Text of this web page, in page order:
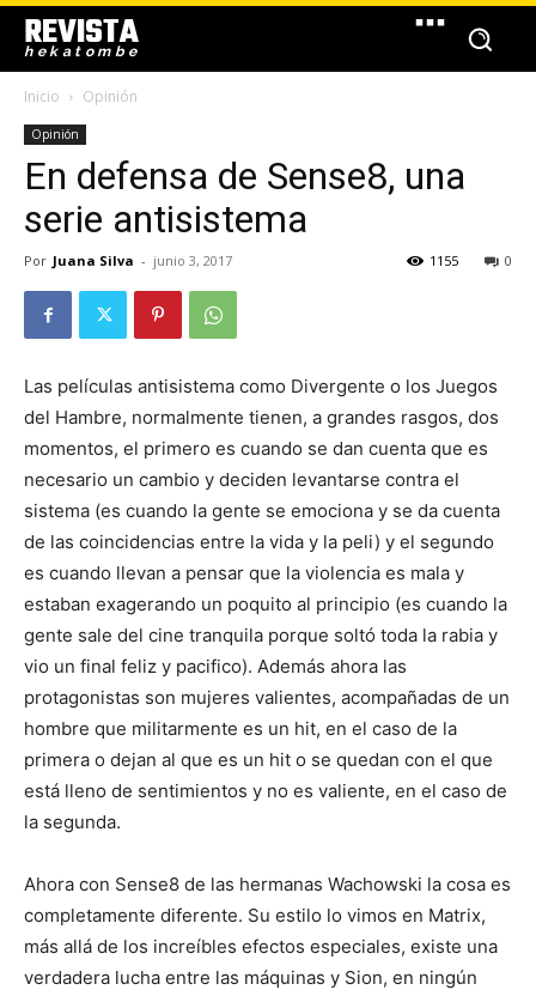
REVISTA
hekatombe
Inicio Opinión
Opinión
En defensa de Sense8, una
serie antisistema
Por Juana Silva - junio 3, 2017 0
1155
Las películas antisistema como Divergente o los Juegos
del Hambre, normalmente tienen, a grandes rasgos, dos
momentos, el primero es cuando se dan cuenta que es
necesario un cambio y deciden levantarse contra el
sistema (es cuando la gente se emociona y se da cuenta
de las coincidencias entre la vida y la peli) y el segundo
es cuando llevan a pensar que la violencia es mala y
estaban exagerando un poquito al principio (es cuando la
gente sale del cine tranquila porque soltó toda la rabia y
vio un final feliz y pacifico). Además ahora las
protagonistas son mujeres valientes, acompañadas de un
hombre que militarmente es un hit, en el caso de la
primera o dejan al que es un hit o se quedan con el que
está lleno de sentimientos y no es valiente, en el caso de
la segunda.
Ahora con Sense8 de las hermanas Wachowski la cosa es
completamente diferente. Su estilo lo vimos en Matrix,
más allá de los increíbles efectos especiales, existe una
verdadera lucha entre las máquinas y Sion, en ningún